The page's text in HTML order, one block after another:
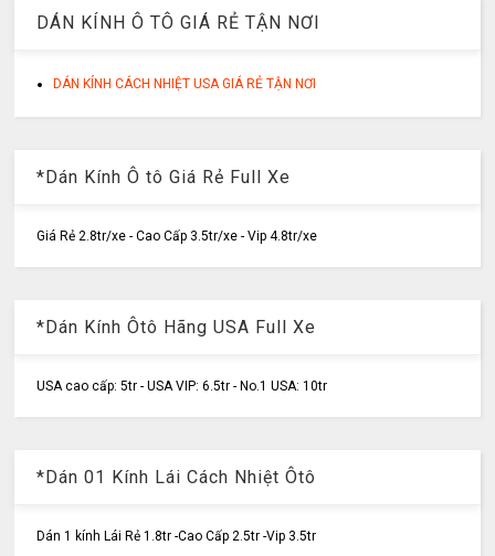
DÁN KÍNH Ô TÔ GIÁ RẺ TẬN NƠI
DÁN KÍNH CÁCH NHIỆT USA GIÁ RẺ TẬN NƠI
*Dán Kính Ô tô Giá Rẻ Full Xe
Giá Rẻ 2.8tr/xe - Cao Cấp 3.5tr/xe - Vip 4.8tr/xe
*Dán Kính Ôtô Hãng USA Full Xe
USA cao cấp: 5tr - USA VIP: 6.5tr - No.1 USA: 10tr
*Dán 01 Kính Lái Cách Nhiệt Ôtô
Dán 1 kính Lái Rẻ 1.8tr -Cao Cấp 2.5tr -Vip 3.5tr